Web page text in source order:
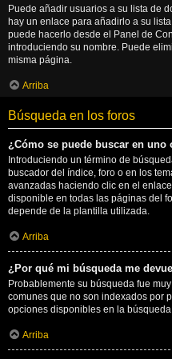
Puede añadir usuarios a su lista de
hay un enlace para añadirlo a su
puede hacerlo desde el Panel de
introduciendo su nombre. Puede
misma página.
Arriba
Búsqueda en los foros
¿Cómo se puede buscar en uno
Introduciendo un término de
buscador del índice, foro o en los
avanzadas haciendo clic en el
disponible en todas las páginas del
depende de la plantilla utilizada.
Arriba
¿Por qué mi búsqueda me
Probablemente su búsqueda fue
comunes que no son indexados por
opciones disponibles en la
Arriba